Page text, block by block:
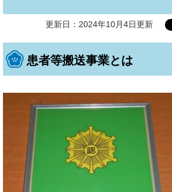
更新日：2024年10月4日更新
患者等搬送事業とは